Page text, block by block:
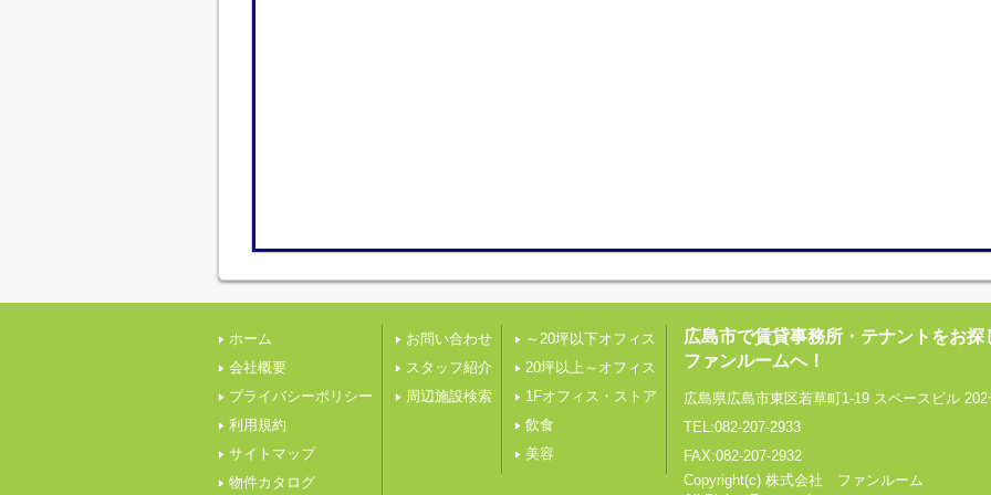
ホーム
会社概要
プライバシーポリシー
利用規約
サイトマップ
物件カタログ
お問い合わせ
スタッフ紹介
周辺施設検索
～20坪以下オフィス
20坪以上～オフィス
1Fオフィス・ストア
飲食
美容
広島市で賃貸事務所・テナントをお探
ファンルームへ！
広島県広島市東区若草町1-19 スペースビル 202
TEL:082-207-2933
FAX:082-207-2932
Copyright(c) 株式会社 ファンルーム